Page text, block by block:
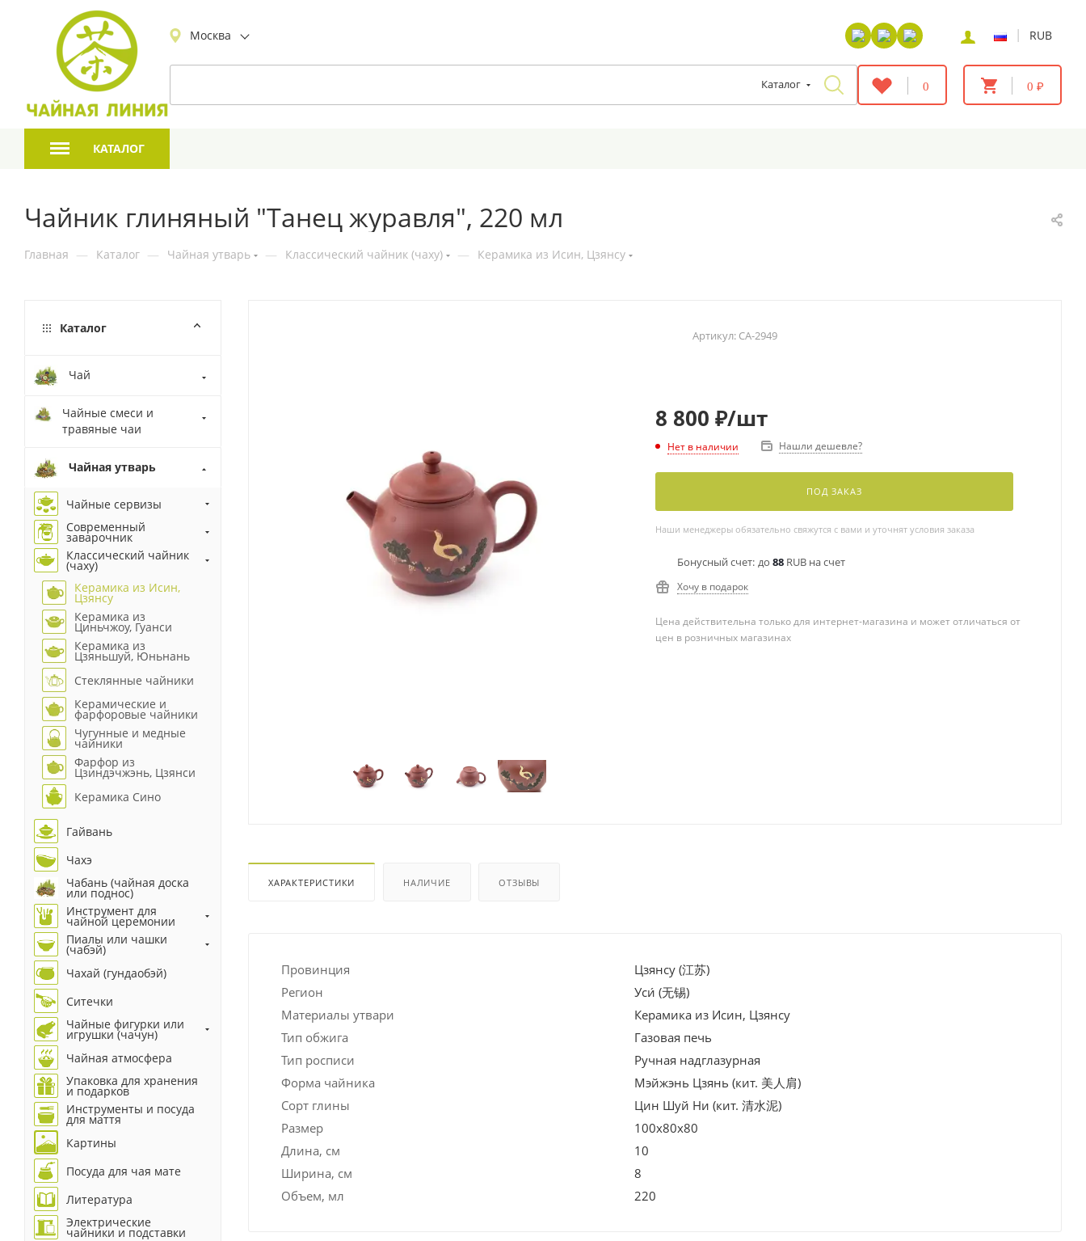
Москва | RUB
Каталог 0 0 ₽
КАТАЛОГ
Чайник глиняный "Танец журавля", 220 мл
Главная — Каталог — Чайная утварь — Классический чайник (чаху) — Керамика из Исин, Цзянсу
Артикул: CA-2949
8 800 ₽/шт
Нет в наличии Нашли дешевле?
ПОД ЗАКАЗ
Наши менеджеры обязательно свяжутся с вами и уточнят условия заказа
Бонусный счет: до 88RUB на счет
Хочу в подарок
Цена действительна только для интернет-магазина и может отличаться от
цен в розничных магазинах
ХАРАКТЕРИСТИКИ НАЛИЧИЕ ОТЗЫВЫ
Провинция
Цзянсу (江苏)
Регион
Уси́ (无锡)
Материалы утвари
Керамика из Исин, Цзянсу
Тип обжига
Газовая печь
Тип росписи
Ручная надглазурная
Форма чайника
Мэйжэнь Цзянь (кит. 美人肩)
Сорт глины
Цин Шуй Ни (кит. 清水泥)
Размер
100х80х80
Длина, см
10
Ширина, см
8
Объем, мл
220
Каталог
Чай
Чайные смеси и
травяные чаи
Чайная утварь
Чайные сервизы
Современный
заварочник
Классический чайник
(чаху)
Керамика из Исин,
Цзянсу
Керамика из
Циньчжоу, Гуанси
Керамика из
Цзяньшуй, Юньнань
Стеклянные чайники
Керамические и
фарфоровые чайники
Чугунные и медные
чайники
Фарфор из
Цзиндэчжэнь, Цзянси
Керамика Сино
Гайвань
Чахэ
Чабань (чайная доска
или поднос)
Инструмент для
чайной церемонии
Пиалы или чашки
(чабэй)
Чахай (гундаобэй)
Ситечки
Чайные фигурки или
игрушки (чачун)
Чайная атмосфера
Упаковка для хранения
и подарков
Инструменты и посуда
для маття
Картины
Посуда для чая мате
Литература
Электрические
чайники и подставки